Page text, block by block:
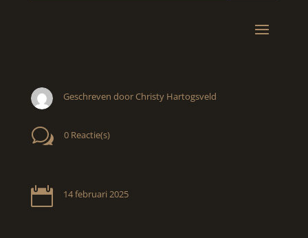
Geschreven door Christy Hartogsveld
w 0 Reactie(s)
 14 februari 2025